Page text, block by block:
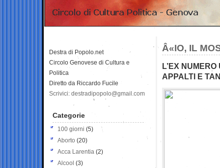
Â«IO, IL
L’EX
APPALTI E
Destra di Popolo.net
Circolo Genovese di Cultura e
Politica
Diretto da Riccardo Fucile
Scrivici: destradipopolo@gmail.com
Categorie
100 giorni (5)
Aborto (20)
Acca Larentia (2)
Alcool (3)